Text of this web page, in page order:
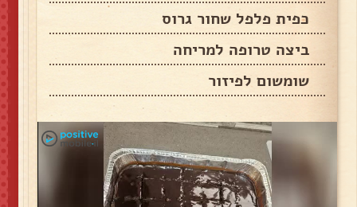
כפית פלפל שחור גרוס
ביצה טרופה למריחה
שומשום לפיזור